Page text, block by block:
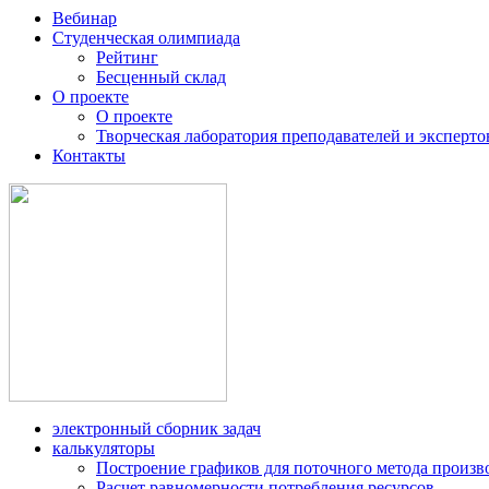
Вебинар
Студенческая олимпиада
Рейтинг
Бесценный склад
О проекте
О проекте
Творческая лаборатория преподавателей и
Контакты
электронный сборник задач
калькуляторы
Построение графиков для поточного метода